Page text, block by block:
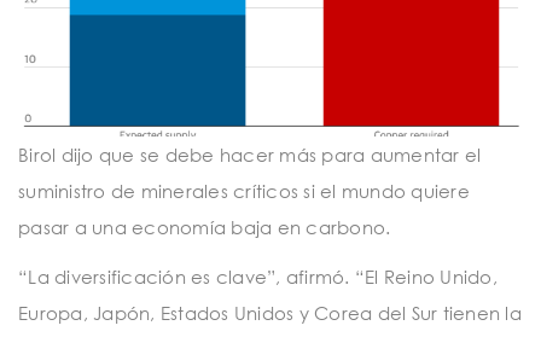
Birol dijo que se debe hacer más para aumentar el
suministro de minerales críticos si el mundo quiere
pasar a una economía baja en carbono.
“La diversificación es clave”, afirmó. “El Reino Unido,
Europa, Japón, Estados Unidos y Corea del Sur tienen la